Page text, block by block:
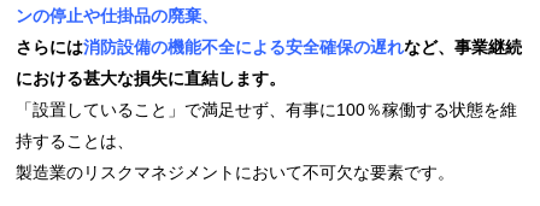
ンの停止や仕掛品の廃棄、
さらには消防設備の機能不全による安全確保の遅れなど、事業継続
における甚大な損失に直結します。
「設置していること」で満足せず、有事に100％稼働する状態を維
持することは、
製造業のリスクマネジメントにおいて不可欠な要素です。